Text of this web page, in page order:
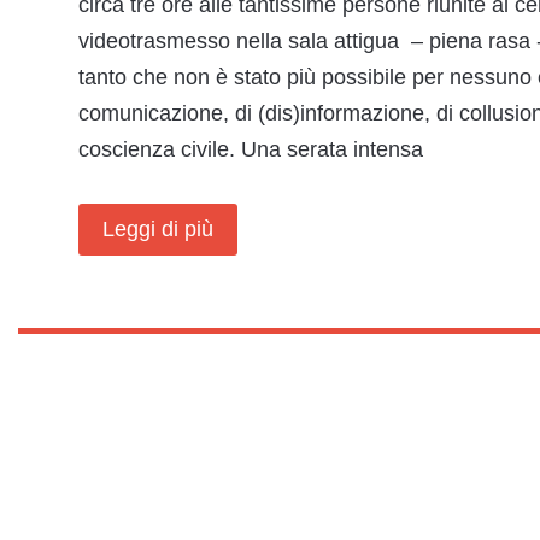
circa tre ore alle tantissime persone riunite al
videotrasmesso nella sala attigua – piena
tanto che non è stato più possibile per
comunicazione, di (dis)informazione, di
coscienza civile. Una serata intensa
Leggi di più